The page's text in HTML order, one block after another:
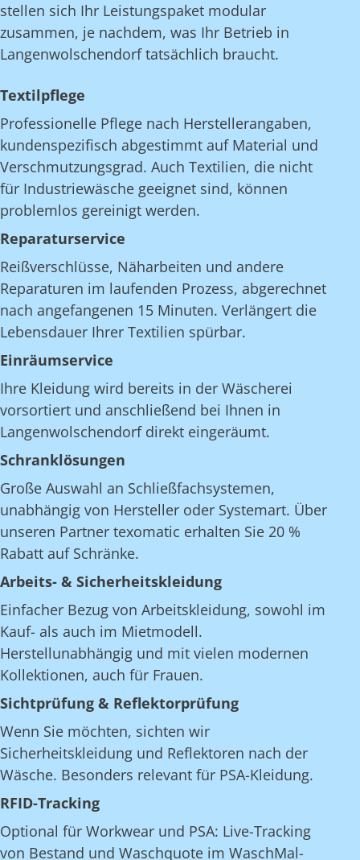
stellen sich Ihr Leistungspaket modular
zusammen, je nachdem, was Ihr Betrieb in
Langenwolschendorf tatsächlich braucht.
Textilpflege
Professionelle Pflege nach Herstellerangaben,
kundenspezifisch abgestimmt auf Material und
Verschmutzungsgrad. Auch Textilien, die nicht
für Industriewäsche geeignet sind, können
problemlos gereinigt werden.
Reparaturservice
Reißverschlüsse, Näharbeiten und andere
Reparaturen im laufenden Prozess, abgerechnet
nach angefangenen 15 Minuten. Verlängert die
Lebensdauer Ihrer Textilien spürbar.
Einräumservice
Ihre Kleidung wird bereits in der Wäscherei
vorsortiert und anschließend bei Ihnen in
Langenwolschendorf direkt eingeräumt.
Schranklösungen
Große Auswahl an Schließfachsystemen,
unabhängig von Hersteller oder Systemart. Über
unseren Partner texomatic erhalten Sie 20 %
Rabatt auf Schränke.
Arbeits- & Sicherheitskleidung
Einfacher Bezug von Arbeitskleidung, sowohl im
Kauf- als auch im Mietmodell.
Herstellunabhängig und mit vielen modernen
Kollektionen, auch für Frauen.
Sichtprüfung & Reflektorprüfung
Wenn Sie möchten, sichten wir
Sicherheitskleidung und Reflektoren nach der
Wäsche. Besonders relevant für PSA-Kleidung.
RFID-Tracking
Optional für Workwear und PSA: Live-Tracking
von Bestand und Waschquote im WaschMal-